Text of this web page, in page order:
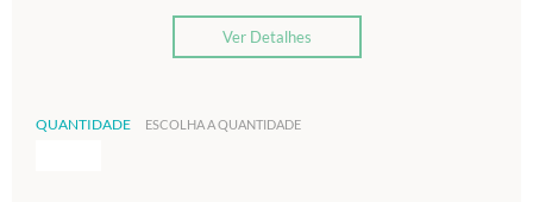
Ver Detalhes
QUANTIDADE ESCOLHA A QUANTIDADE